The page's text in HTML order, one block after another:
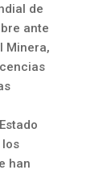
de
ante
Minera,
han